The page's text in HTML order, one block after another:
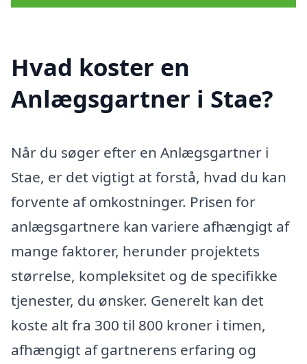
Hvad koster en
Anlægsgartner i Stae?
Når du søger efter en Anlægsgartner i
Stae, er det vigtigt at forstå, hvad du kan
forvente af omkostninger. Prisen for
anlægsgartnere kan variere afhængigt af
mange faktorer, herunder projektets
størrelse, kompleksitet og de specifikke
tjenester, du ønsker. Generelt kan det
koste alt fra 300 til 800 kroner i timen,
afhængigt af gartnerens erfaring og